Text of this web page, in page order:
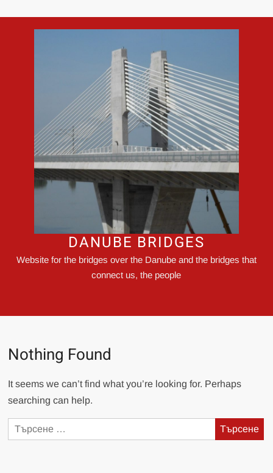
DANUBE BRIDGES
Website for the bridges over the Danube and the bridges that
connect us, the people
Nothing Found
It seems we can’t find what you’re looking for. Perhaps
searching can help.
Търсене
за: